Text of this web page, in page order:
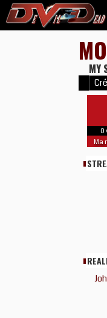
MY
0
Ma